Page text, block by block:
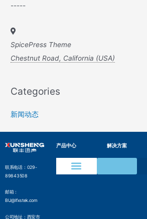
-----
SpicePress Theme
Chestnut Road, California (USA)
Categories
新闻动态
联系电话：029-
89843508
邮箱：
BU@lfxstek.com
公司地址：西安市
产品中心 解决方案